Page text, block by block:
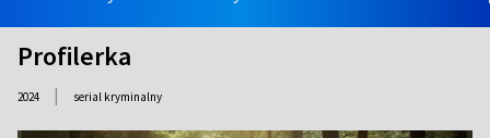
Profilerka
2024 | serial kryminalny